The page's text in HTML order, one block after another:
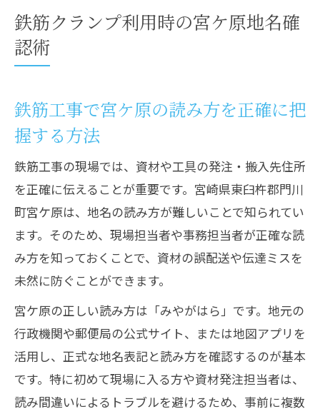
クポイント
郵便物発送時の鉄筋クランプ地名確認の
例
宮ケ原で鉄筋作業する際の住所表記の要点
鉄筋作業時に必要な宮ケ原住所表記の基
本
鉄筋クランプの配送先住所を正確に書く
コツ
鉄筋現場で注意したい郵便番号と地名の
確認
鉄筋工事における住所表記ミスの防ぎ方
鉄筋資材注文時の正しい宮ケ原地名入力
法
地名誤記を防ぐ鉄筋現場の読み方ガイド
鉄筋クランプ現場で宮ケ原の読み方を再
鉄筋クランプ利用時の宮ケ原地名確
認術
鉄筋工事で宮ケ原の読み方を正確に把
握する方法
鉄筋工事の現場では、資材や工具の発注・搬入先住所
を正確に伝えることが重要です。宮崎県東臼杵郡門川
町宮ケ原は、地名の読み方が難しいことで知られてい
ます。そのため、現場担当者や事務担当者が正確な読
み方を知っておくことで、資材の誤配送や伝達ミスを
未然に防ぐことができます。
宮ケ原の正しい読み方は「みやがはら」です。地元の
行政機関や郵便局の公式サイト、または地図アプリを
活用し、正式な地名表記と読み方を確認するのが基本
です。特に初めて現場に入る方や資材発注担当者は、
読み間違いによるトラブルを避けるため、事前に複数